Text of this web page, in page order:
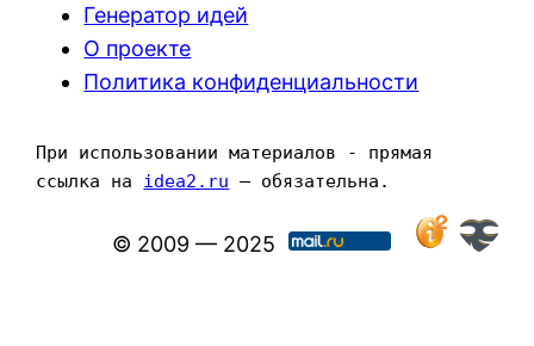
Генератор идей
О проекте
Политика конфиденциальности
При использовании материалов - прямая
ссылка на idea2.ru — обязательна.
© 2009 — 2025